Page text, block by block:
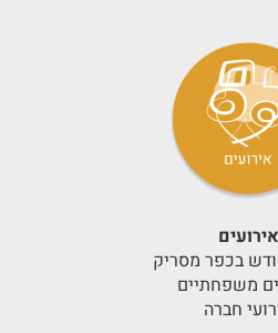
אירועים
בכפר מסריק
משפחתיים
חברה